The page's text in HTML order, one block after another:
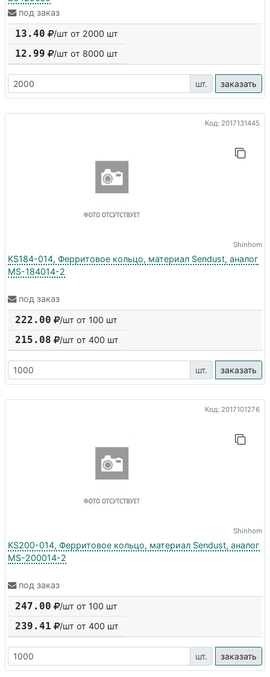
под заказ
13.40 /шт от 2000 шт
12.99 /шт от 8000 шт
шт. заказать
Код: 2017131445
Shinhom
KS184-014, Ферритовое кольцо, материал Sendust, аналог
MS-184014-2
под заказ
222.00 /шт от 100 шт
215.08 /шт от 400 шт
шт. заказать
Код: 2017101276
Shinhom
KS200-014, Ферритовое кольцо, материал Sendust, аналог
MS-200014-2
под заказ
247.00 /шт от 100 шт
239.41 /шт от 400 шт
шт. заказать